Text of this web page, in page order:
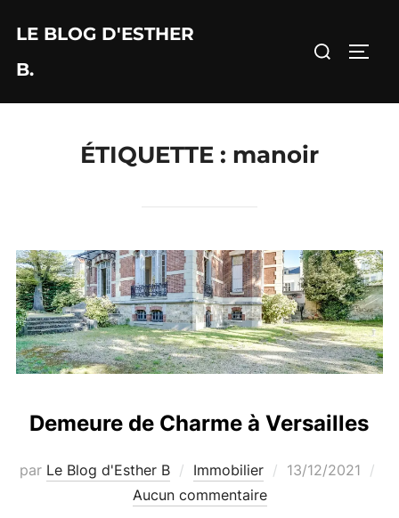
contenu
LE BLOG D'ESTHER
B.
Rechercher :
ÉTIQUETTE : manoir
Demeure de Charme à Versailles
par Le Blog d'Esther B Immobilier
Publié
13/12/2021
Aucun commentaire